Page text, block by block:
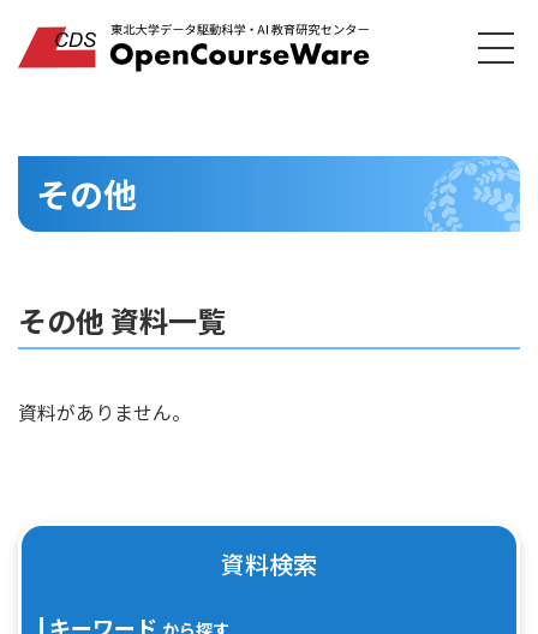
その他
その他 資料一覧
資料がありません。
資料検索
キーワード から探す